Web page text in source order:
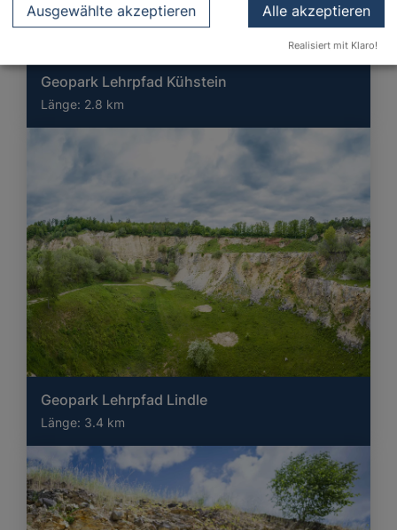
Geopark Lehrpfad Kühstein
Länge: 2.8 km
Geopark Lehrpfad Lindle
Länge: 3.4 km
Ausgewählte akzeptieren Alle akzeptieren
Realisiert mit Klaro!